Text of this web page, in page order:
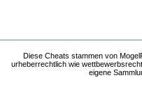
Diese Cheats stammen von
urheberrechtlich wie
eigene